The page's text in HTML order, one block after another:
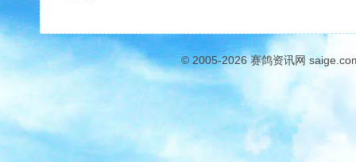
© 2005-2026赛鸽资讯网